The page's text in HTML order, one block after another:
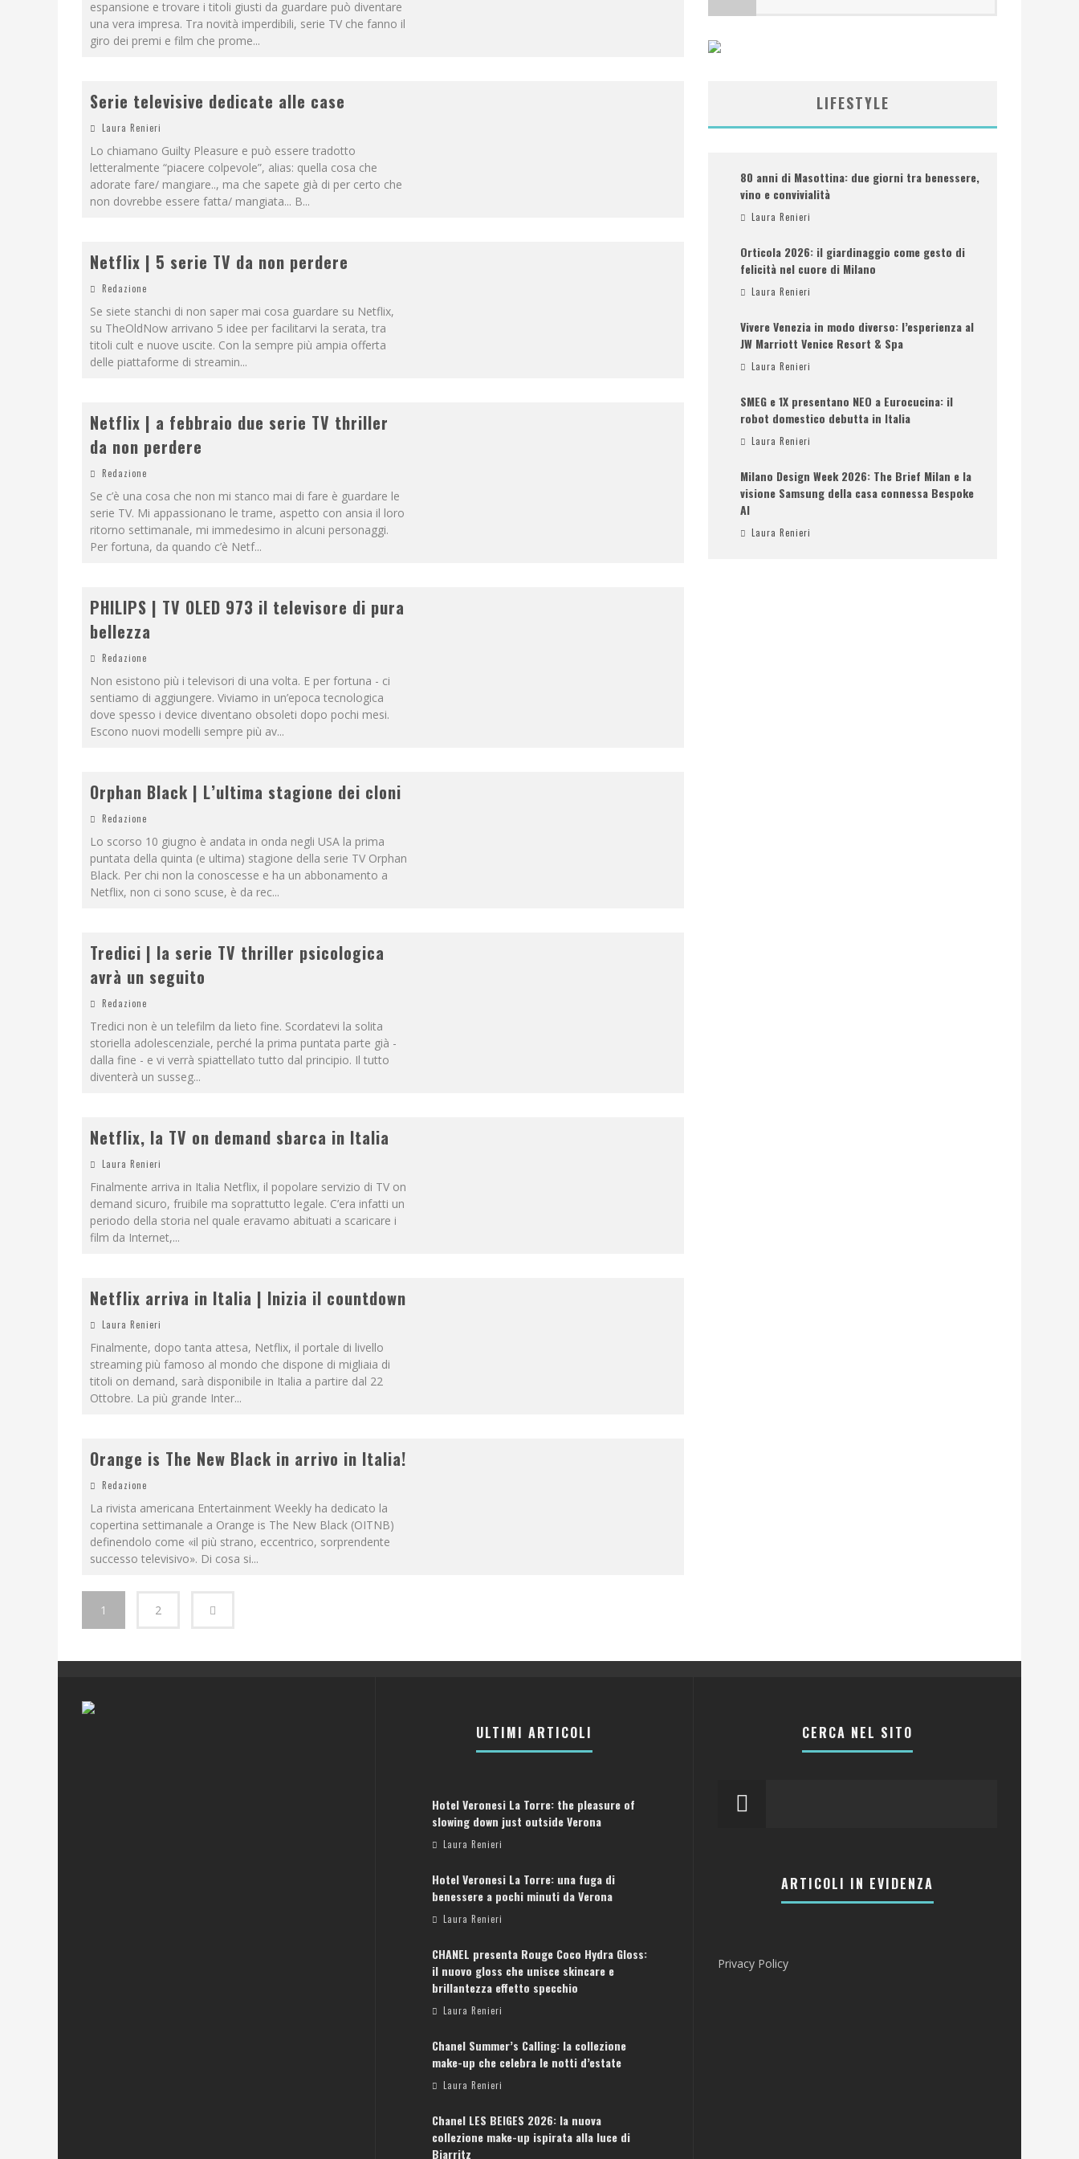
espansione e trovare i titoli giusti da guardare può diventare
una vera impresa. Tra novità imperdibili, serie TV che fanno il
giro dei premi e film che prome...
Serie televisive dedicate alle case
Laura Renieri
Lo chiamano Guilty Pleasure e può essere tradotto
letteralmente “piacere colpevole”, alias: quella cosa che
adorate fare/ mangiare.., ma che sapete già di per certo che
non dovrebbe essere fatta/ mangiata... B...
Netflix | 5 serie TV da non perdere
Redazione
Se siete stanchi di non saper mai cosa guardare su Netflix,
su TheOldNow arrivano 5 idee per facilitarvi la serata, tra
titoli cult e nuove uscite. Con la sempre più ampia offerta
delle piattaforme di streamin...
Netflix | a febbraio due serie TV thriller
da non perdere
Redazione
Se c’è una cosa che non mi stanco mai di fare è guardare le
serie TV. Mi appassionano le trame, aspetto con ansia il loro
ritorno settimanale, mi immedesimo in alcuni personaggi.
Per fortuna, da quando c’è Netf...
PHILIPS | TV OLED 973 il televisore di pura
bellezza
Redazione
Non esistono più i televisori di una volta. E per fortuna - ci
sentiamo di aggiungere. Viviamo in un’epoca tecnologica
dove spesso i device diventano obsoleti dopo pochi mesi.
Escono nuovi modelli sempre più av...
Orphan Black | L’ultima stagione dei cloni
Redazione
Lo scorso 10 giugno è andata in onda negli USA la prima
puntata della quinta (e ultima) stagione della serie TV Orphan
Black. Per chi non la conoscesse e ha un abbonamento a
Netflix, non ci sono scuse, è da rec...
Tredici | la serie TV thriller psicologica
avrà un seguito
Redazione
Tredici non è un telefilm da lieto fine. Scordatevi la solita
storiella adolescenziale, perché la prima puntata parte già -
dalla fine - e vi verrà spiattellato tutto dal principio. Il tutto
diventerà un susseg...
Netflix, la TV on demand sbarca in Italia
Laura Renieri
Finalmente arriva in Italia Netflix, il popolare servizio di TV on
demand sicuro, fruibile ma soprattutto legale. C’era infatti un
periodo della storia nel quale eravamo abituati a scaricare i
film da Internet,...
Netflix arriva in Italia | Inizia il countdown
Laura Renieri
Finalmente, dopo tanta attesa, Netflix, il portale di livello
streaming più famoso al mondo che dispone di migliaia di
titoli on demand, sarà disponibile in Italia a partire dal 22
Ottobre. La più grande Inter...
Orange is The New Black in arrivo in Italia!
Redazione
La rivista americana Entertainment Weekly ha dedicato la
copertina settimanale a Orange is The New Black (OITNB)
definendolo come «il più strano, eccentrico, sorprendente
successo televisivo». Di cosa si...
1 2
LIFESTYLE
80 anni di Masottina: due giorni tra benessere,
vino e convivialità
Laura Renieri
Orticola 2026: il giardinaggio come gesto di
felicità nel cuore di Milano
Laura Renieri
Vivere Venezia in modo diverso: l’esperienza al
JW Marriott Venice Resort & Spa
Laura Renieri
SMEG e 1X presentano NEO a Eurocucina: il
robot domestico debutta in Italia
Laura Renieri
Milano Design Week 2026: The Brief Milan e la
visione Samsung della casa connessa Bespoke
AI
Laura Renieri
ULTIMI ARTICOLI
Hotel Veronesi La Torre: the pleasure of
slowing down just outside Verona
Laura Renieri
Hotel Veronesi La Torre: una fuga di
benessere a pochi minuti da Verona
Laura Renieri
CHANEL presenta Rouge Coco Hydra Gloss:
il nuovo gloss che unisce skincare e
brillantezza effetto specchio
Laura Renieri
Chanel Summer’s Calling: la collezione
make-up che celebra le notti d’estate
Laura Renieri
Chanel LES BEIGES 2026: la nuova
collezione make-up ispirata alla luce di
Biarritz
CERCA NEL SITO
ARTICOLI IN EVIDENZA
Privacy Policy